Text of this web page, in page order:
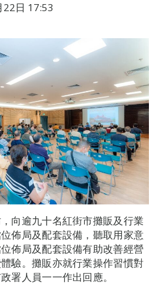
日 17:53
向逾九十名紅街市攤販及行業
佈局及配套設備，聽取用家意
佈局及配套設備有助改善經營
驗。攤販亦就行業操作習慣對
署人員一一作出回應。